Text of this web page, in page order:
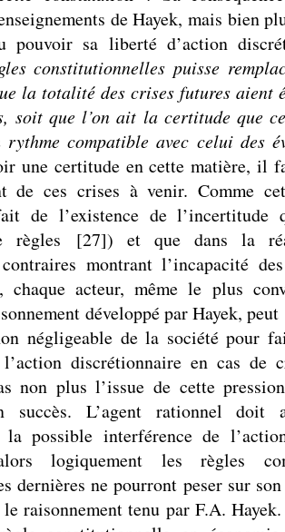
de Hayek, mais bien
pouvoir sa liberté d’action
constitutionnelles puisse
la totalité des crises futures aient
, soit que l’on ait la certitude que
rythme compatible avec celui des
une certitude en cette matière, il
de ces crises à venir. Comme
de l’existence de
règles [27]) et que dans la
contraires montrant l’incapacité
chaque acteur, même le plus
développé par Hayek,
négligeable de la société pour
discrétionnaire en cas de
non plus l’issue de cette
succès. L’agent rationnel doit
la possible interférence de
logiquement les règles
dernières ne pourront peser sur
raisonnement tenu par F.A.